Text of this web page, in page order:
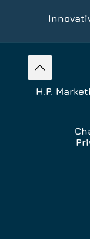
©2025 H.P.